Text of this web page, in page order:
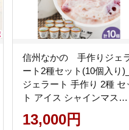
信州なかの 手作りジェ
ート2種セット(10個入り)_
ジェラート 手作り 2種 セ
ト アイス シャインマスカ
ット いちご 苺 イチゴ 果物
スイーツ デザート 菓子 お
13,000円